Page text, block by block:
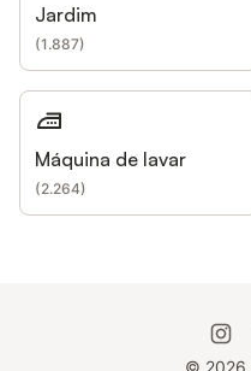
Jardim
(1.887)
Máquina de lavar
(2.264)
© 2026